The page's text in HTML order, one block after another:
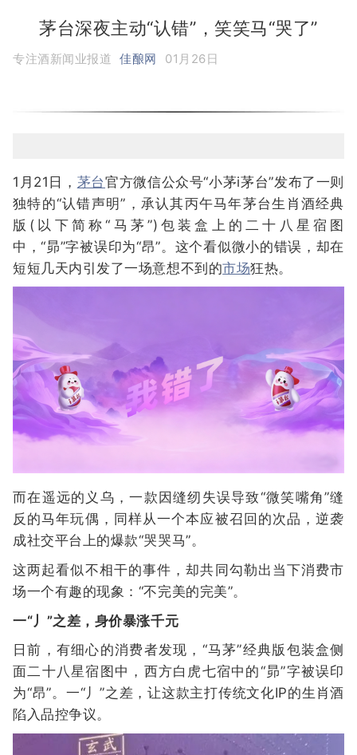
茅台深夜主动“认错”，笑笑马“哭了”
专注酒新闻业报道 佳酿网 01月26日
1月21日， 茅台官方微信公众号“小茅i茅台”发布了一则
独特的“认错声明”，承认其丙午马年茅台生肖酒经典
版(以下简称“马茅”)包装盒上的二十八星宿图
中，“昴”字被误印为“昂”。这个看似微小的错误，却在
短短几天内引发了一场意想不到的市场狂热。
而在遥远的义乌，一款因缝纫失误导致“微笑嘴角”缝
反的马年玩偶，同样从一个本应被召回的次品，逆袭
成社交平台上的爆款“哭哭马”。
这两起看似不相干的事件，却共同勾勒出当下消费市
场一个有趣的现象：“不完美的完美”。
一“丿”之差，身价暴涨千元
日前，有细心的消费者发现，“马茅”经典版包装盒侧
面二十八星宿图中，西方白虎七宿中的“昴”字被误印
为“昂”。一“丿”之差，让这款主打传统文化IP的生肖酒
陷入品控争议。